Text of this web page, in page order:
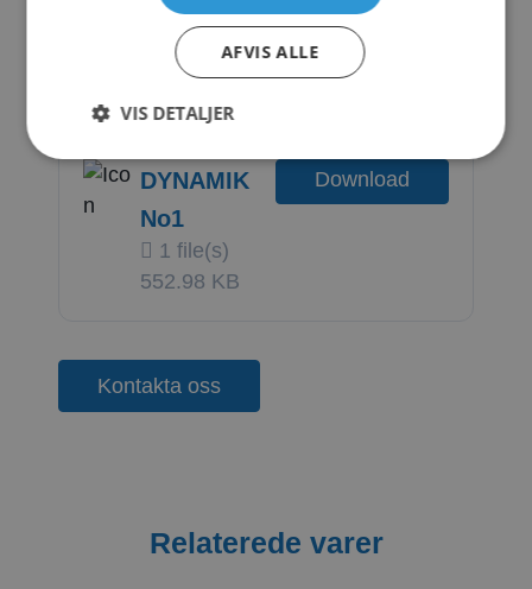
No1
1 file(s)
138.37 KB
DYNAMIK
No1
1 file(s)
552.98 KB
Download
Kontakta oss
Relaterede varer
AFVIS ALLE
VIS DETALJER